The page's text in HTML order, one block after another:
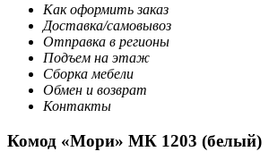
Как оформить заказ
Доставка/самовывоз
Отправка в регионы
Подъем на этаж
Сборка мебели
Обмен и возврат
Контакты
Комод «Мори» МК 1203 (белый)